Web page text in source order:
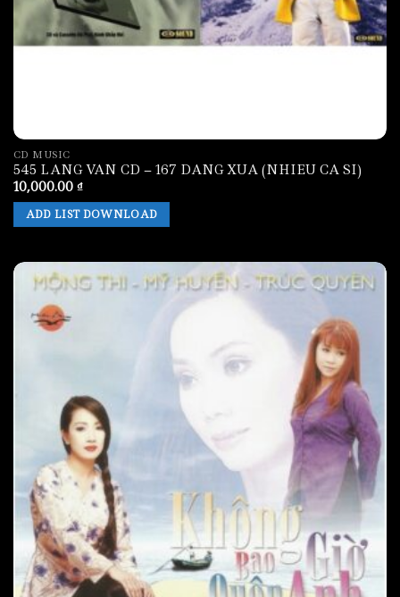
CD MUSIC
545 LANG VAN CD – 167 DANG XUA (NHIEU CA SI)
10,000.00 ₫
ADD LIST DOWNLOAD